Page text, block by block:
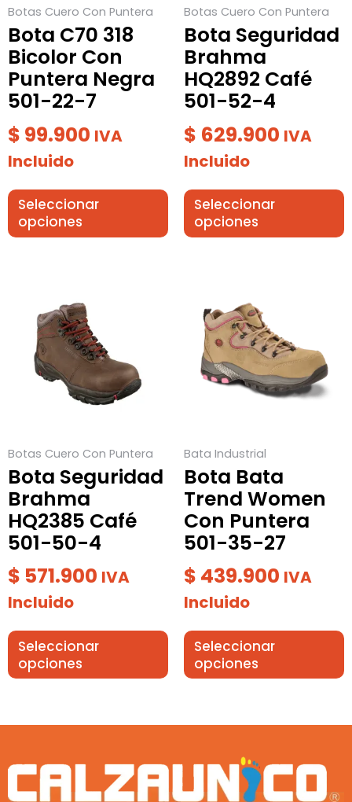
Botas Cuero Con Puntera
Bota C70 318
Bicolor Con
Puntera Negra
501-22-7
$ 99.900 IVA
Incluido
Seleccionar
opciones
pueden
elegir
en
la
página
de
producto
Botas Cuero Con Puntera
Bota Seguridad
Brahma
HQ2892 Café
501-52-4
$ 629.900 IVA
Incluido
Seleccionar
opciones
pueden
elegir
en
la
página
de
producto
Botas Cuero Con Puntera
Bota Seguridad
Brahma
HQ2385 Café
501-50-4
$ 571.900 IVA
Incluido
Seleccionar
opciones
producto
tiene
múltiples
variantes.
pueden
elegir
en
la
página
de
producto
Bata Industrial
Bota Bata
Trend Women
Con Puntera
501-35-27
$ 439.900 IVA
Incluido
Seleccionar
opciones
producto
tiene
múltiples
variantes.
pueden
elegir
en
la
página
de
producto